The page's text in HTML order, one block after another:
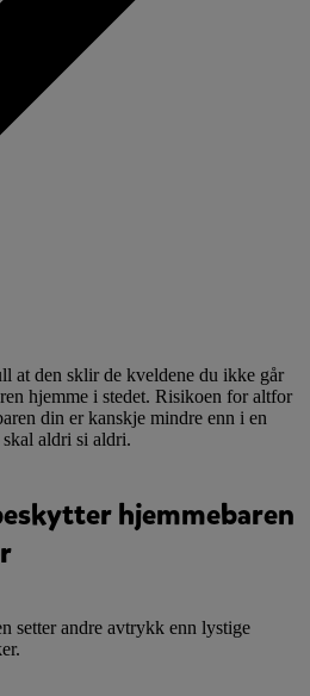
at den sklir de kveldene du ikke går
hjemme i stedet. Risikoen for altfor
din er kanskje mindre enn i en
aldri si aldri.
hjemmebaren
setter andre avtrykk enn lystige